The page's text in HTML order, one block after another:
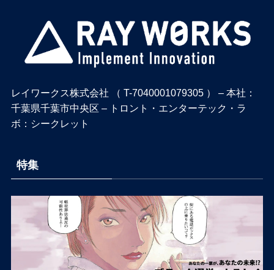
レイワークス株式会社 （ T-7040001079305 ） – 本社：
千葉県千葉市中央区 – トロント・エンターテック・ラ
ボ：シークレット
特集